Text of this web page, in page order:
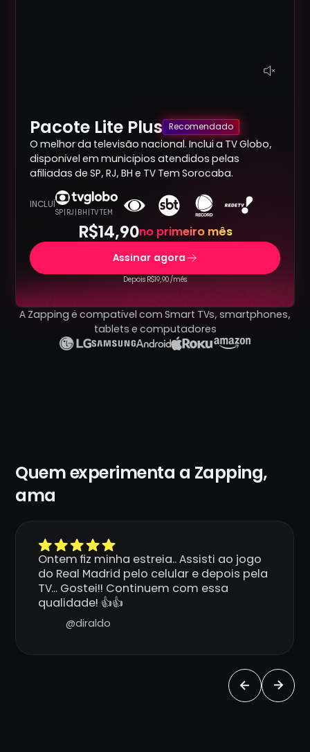
Pacote Lite Plus Recomendado
O melhor da televisão nacional. Inclui a TV Globo,
disponível em municípios atendidos pelas
afiliadas de SP, RJ, BH e TV Tem Sorocaba.
INCLUÍ
SP | RJ | BH | TV TEM
R$14,90no primeiro mês
Assinar agora
Depois R$19,90 /mês
A Zapping é compatível com Smart TVs, smartphones,
tablets e computadores
Quem experimenta a Zapping,
ama
Ontem fiz minha estreia.. Assisti ao jogo
do Real Madrid pelo celular e depois pela
TV... Gostei!! Continuem com essa
qualidade! 👍👍
@diraldo